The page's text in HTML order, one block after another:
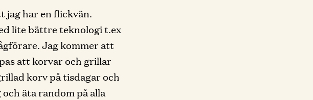
jag har en flickvän.
lite bättre teknologi t.ex
Jag kommer att
att korvar och grillar
korv på tisdagar och
äta random på alla